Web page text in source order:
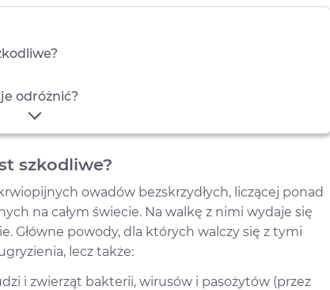
odróżnić?
szkodliwe?
owadów bezskrzydłych, liczącej ponad
na całym świecie. Na walkę z nimi wydaje się
Główne powody, dla których walczy się z tymi
lecz także:
i zwierząt bakterii, wirusów i pasożytów (przez